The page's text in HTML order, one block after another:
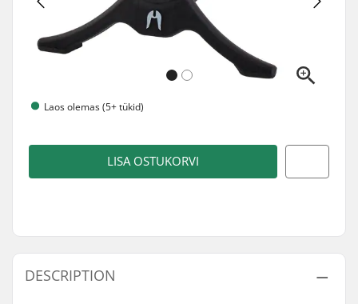
Laos olemas (5+ tükid)
LISA OSTUKORVI
DESCRIPTION